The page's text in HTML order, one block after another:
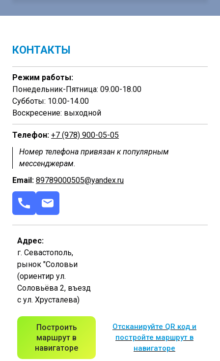
КОНТАКТЫ
Режим работы:
Понедельник-Пятница: 09.00-18.00
Субботы: 10.00-14.00
Воскресение: выходной
Телефон: +7 (978) 900-05-05
Номер телефона привязан к популярным
мессенджерам.
Email: 89789000505@yandex.ru
Адрес:
г. Севастополь,
рынок "Соловьи
(ориентир ул.
Соловьёва 2, въезд
с ул. Хрусталева)
Построить
маршрут в
навигаторе
Отсканируйте QR код и
постройте маршрут в
навигаторе